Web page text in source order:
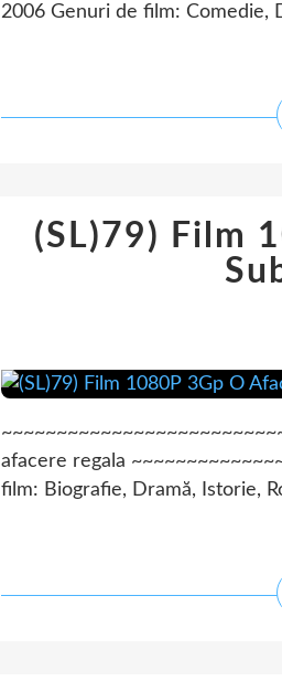
2006 Genuri de film: Comedie,
(SL)79) Film
afacere regala
film: Biografie, Dramă, Istorie,